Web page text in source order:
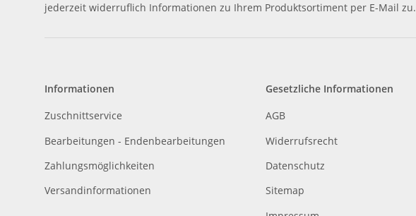
jederzeit widerruflich Informationen zu Ihrem Produktsortiment per E-Mail zu.
Informationen
Zuschnittservice
Bearbeitungen - Endenbearbeitungen
Zahlungsmöglichkeiten
Versandinformationen
Gesetzliche Informationen
AGB
Widerrufsrecht
Datenschutz
Sitemap